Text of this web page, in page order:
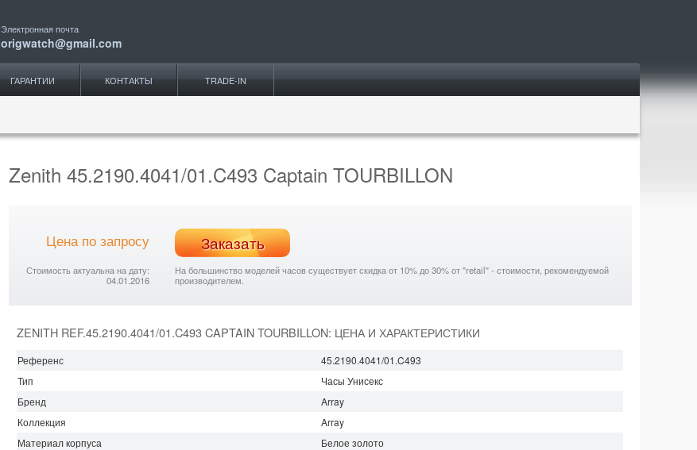
Электронная почта
origwatch@gmail.com
ГАРАНТИИ КОНТАКТЫ TRADE-IN
Zenith 45.2190.4041/01.C493 Captain TOURBILLON
Цена по запросу Заказать
Стоимость актуальна на дату:
04.01.2016
На большинство моделей часов существует скидка от 10% до 30% от "retail" - стоимости, рекомендуемой
производителем.
ZENITH REF.45.2190.4041/01.C493 CAPTAIN TOURBILLON: ЦЕНА И ХАРАКТЕРИСТИКИ
Референс
45.2190.4041/01.C493
Тип
Часы Унисекс
Бренд
Array
Коллекция
Array
Материал корпуса
Белое золото